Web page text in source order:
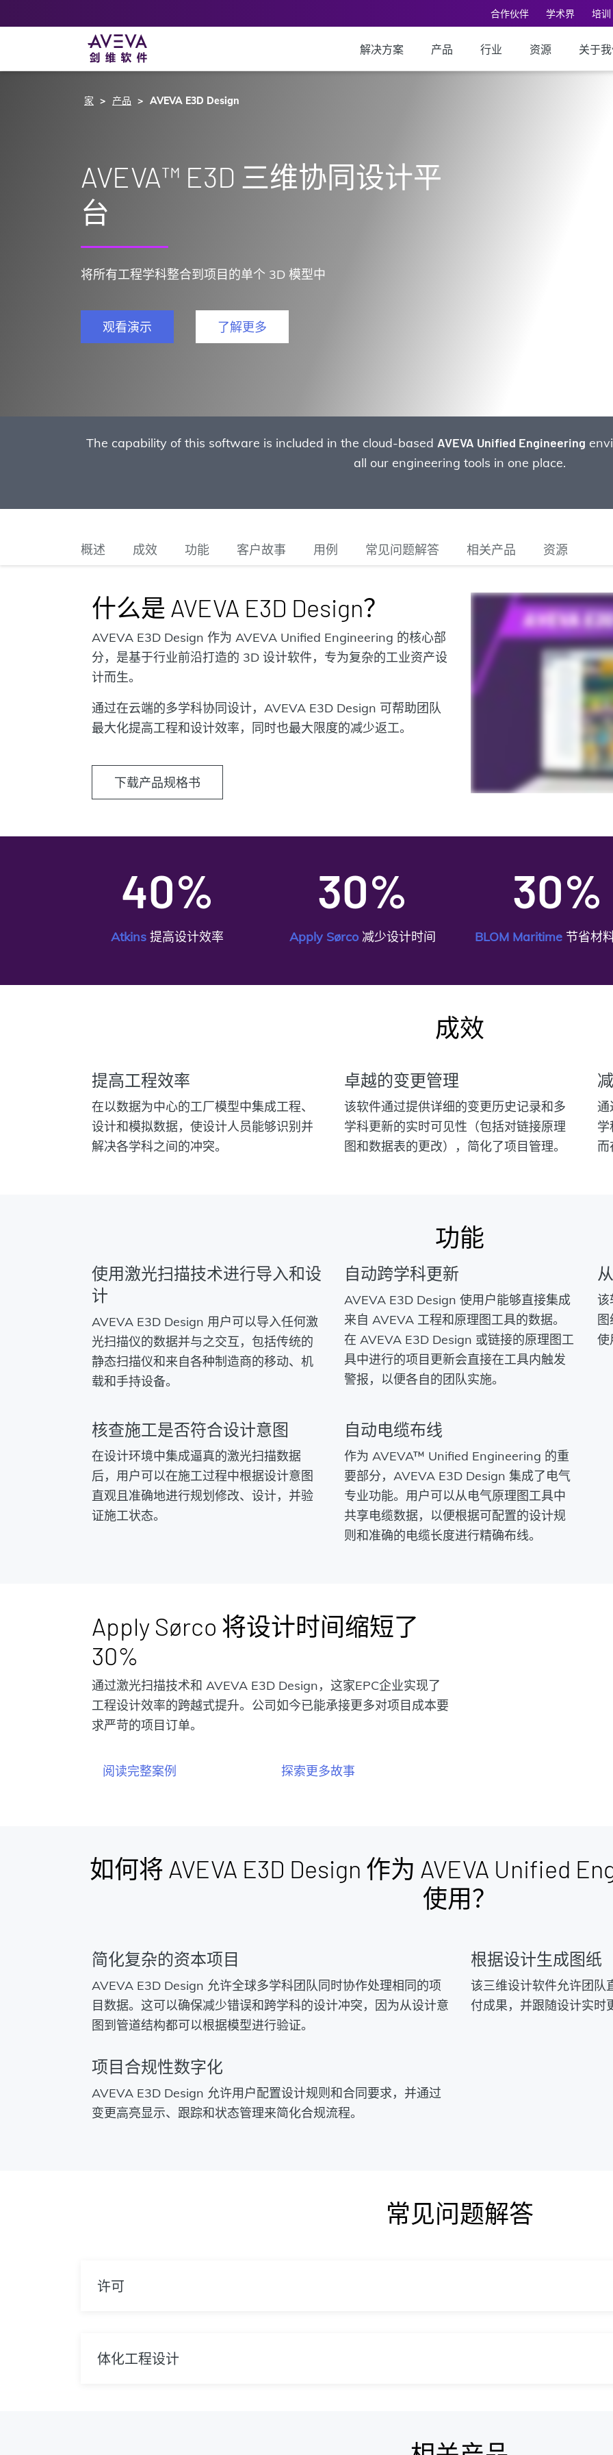
合作伙伴 学术界 培训
解决方案 产品 行业 资源 关于
家 产品 AVEVA E3D Design
AVEVA™ E3D 三维协同设计平
台
将所有工程学科整合到项目的单个 3D 模型中
观看演示 了解更多
The capability of this software is included in the cloud-based AVEVA Unified Engineering
all our engineering tools in one place.
概述 成效 功能 客户故事 用例 常见问题解答 相关产品 资源
什么是 AVEVA E3D Design？
AVEVA E3D Design 作为 AVEVA Unified Engineering 的核心部
分，是基于行业前沿打造的 3D 设计软件，专为复杂的工业资产设
计而生。
通过在云端的多学科协同设计，AVEVA E3D Design 可帮助团队
最大化提高工程和设计效率，同时也最大限度的减少返工。
下载产品规格书
40%
Atkins 提高设计效率
30%
Apply Sørco减少设计时间
30%
BLOM Maritime 节省材
成效
提高工程效率
在以数据为中心的工厂模型中集成工程、
设计和模拟数据，使设计人员能够识别并
解决各学科之间的冲突。
卓越的变更管理
该软件通过提供详细的变更历史记录和多
学科更新的实时可见性（包括对链接原理
图和数据表的更改），简化了项目管理。
通
学
而
功能
使用激光扫描技术进行导入和设
计
AVEVA E3D Design 用户可以导入任何激
光扫描仪的数据并与之交互，包括传统的
静态扫描仪和来自各种制造商的移动、机
载和手持设备。
自动跨学科更新
AVEVA E3D Design 使用户能够直接集成
来自 AVEVA 工程和原理图工具的数据。
在 AVEVA E3D Design 或链接的原理图工
具中进行的项目更新会直接在工具内触发
警报，以便各自的团队实施。
该
使
核查施工是否符合设计意图
在设计环境中集成逼真的激光扫描数据
后，用户可以在施工过程中根据设计意图
直观且准确地进行规划修改、设计，并验
证施工状态。
自动电缆布线
作为 AVEVA™ Unified Engineering 的重
要部分，AVEVA E3D Design 集成了电气
专业功能。用户可以从电气原理图工具中
共享电缆数据，以便根据可配置的设计规
则和准确的电缆长度进行精确布线。
Apply Sørco 将设计时间缩短了
30%
通过激光扫描技术和 AVEVA E3D Design，这家EPC企业实现了
工程设计效率的跨越式提升。公司如今已能承接更多对项目成本要
求严苛的项目订单。
阅读完整案例 探索更多故事
如何将 AVEVA E3D Design 作为 AVEVA Unified
使用？
简化复杂的资本项目
AVEVA E3D Design 允许全球多学科团队同时协作处理相同的项
目数据。这可以确保减少错误和跨学科的设计冲突，因为从设计意
图到管道结构都可以根据模型进行验证。
根据设计生成图纸
该三维设计软件允许团队
付成果，并跟随设计实时
项目合规性数字化
AVEVA E3D Design 允许用户配置设计规则和合同要求，并通过
变更高亮显示、跟踪和状态管理来简化合规流程。
常见问题解答
许可
体化工程设计